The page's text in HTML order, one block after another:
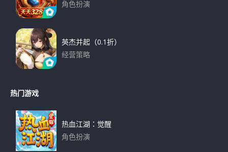
角色扮演
英杰并起（0.1折）
经营策略
热门游戏
热血江湖：觉醒
角色扮演